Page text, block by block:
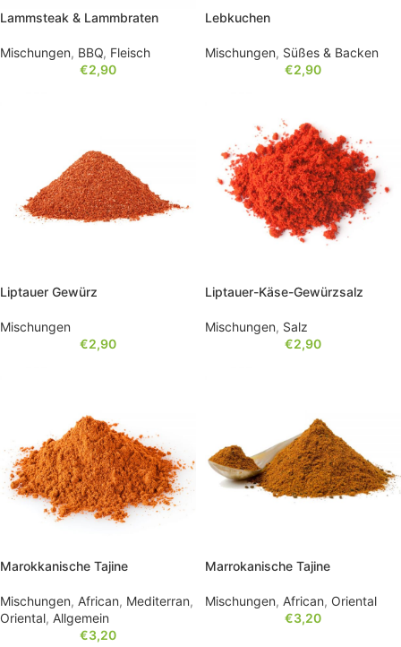
Lammsteak & Lammbraten
Mischungen, BBQ, Fleisch
€2,90
Lebkuchen
Mischungen, Süßes & Backen
€2,90
Liptauer Gewürz
Mischungen
€2,90
Liptauer-Käse-Gewürzsalz
Mischungen, Salz
€2,90
Marokkanische Tajine
Mischungen, African, Mediterran,
Oriental, Allgemein
€3,20
Marrokanische Tajine
Mischungen, African, Oriental
€3,20